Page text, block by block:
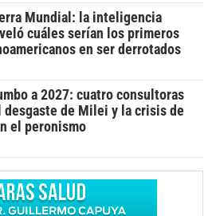
Mundial: la inteligencia
cuáles serían los primeros
en ser derrotados
a 2027: cuatro consultoras
desgaste de Milei y la crisis de
el peronismo